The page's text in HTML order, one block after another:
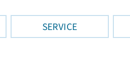
SERVICE